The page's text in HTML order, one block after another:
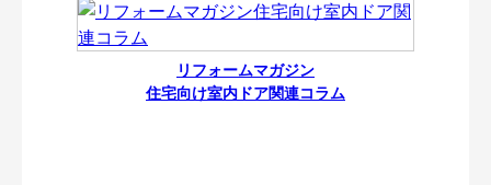
リフォームマガジン
住宅向け室内ドア関連コラム